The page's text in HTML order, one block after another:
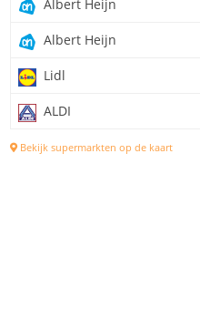
Albert Heijn
Albert Heijn
Lidl
ALDI
Bekijk supermarkten op de kaart